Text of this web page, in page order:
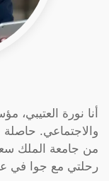
أنا نورة
والاجتماعي.
من جامعة الملك